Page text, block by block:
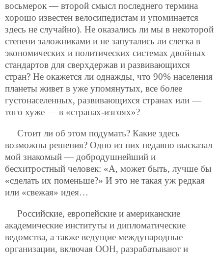
восьмерок — второй смысл последнего термина
хорошо известен велосипедистам и упоминается
здесь не случайно). Не оказались ли мы в некоторой
степени заложниками и не запутались ли слегка в
экономических и политических системах двойных
стандартов для сверхдержав и развивающихся
стран? Не окажется ли однажды, что 90% населения
планеты живет в уже упомянутых, все более
густонаселенных, развивающихся странах или —
того хуже — в «странах-изгоях»?
Стоит ли об этом подумать? Какие здесь
возможны решения? Одно из них недавно высказал
мой знакомый — добродушнейший и
бесхитростный человек: «А, может быть, лучше бы
«сделать их поменьше?» И это не такая уж редкая
или «свежая» идея…
Российские, европейские и американские
академические институты и дипломатические
ведомства, а также ведущие международные
организации, включая ООН, разрабатывают и